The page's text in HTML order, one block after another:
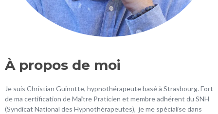
À propos de moi
Je suis Christian Guinotte, hypnothérapeute basé à Strasbourg. Fort
de ma certification de Maître Praticien et membre adhérent du SNH
(Syndicat National des Hypnothérapeutes), je me spécialise dans